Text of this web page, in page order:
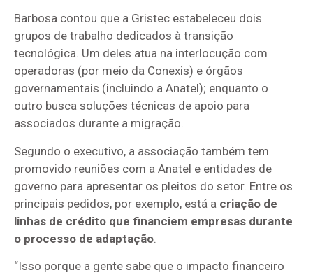
Barbosa contou que a Gristec estabeleceu dois
grupos de trabalho dedicados à transição
tecnológica. Um deles atua na interlocução com
operadoras (por meio da Conexis) e órgãos
governamentais (incluindo a Anatel); enquanto o
outro busca soluções técnicas de apoio para
associados durante a migração.
Segundo o executivo, a associação também tem
promovido reuniões com a Anatel e entidades de
governo para apresentar os pleitos do setor. Entre os
principais pedidos, por exemplo, está a criação de
linhas de crédito que financiem empresas durante
o processo de adaptação
“Isso porque a gente sabe que o impacto financeiro